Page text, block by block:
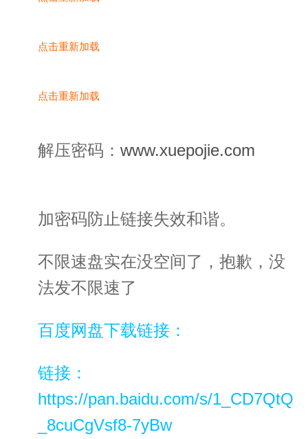
点击重新加载
点击重新加载
解压密码： www.xuepojie.com
加密码防止链接失效和谐。
不限速盘实在没空间了，抱歉，没
法发不限速了
百度网盘下载链接：
链接：
https://pan.baidu.com/s/1_CD7QtQ
_8cuCgVsf8-7yBw